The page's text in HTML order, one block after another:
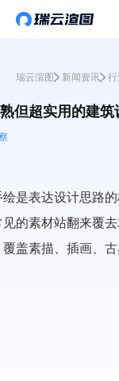
瑞云渲图 新闻资讯
但超实用的建筑
是表达设计思路
的素材站翻来覆
盖素描、插画、